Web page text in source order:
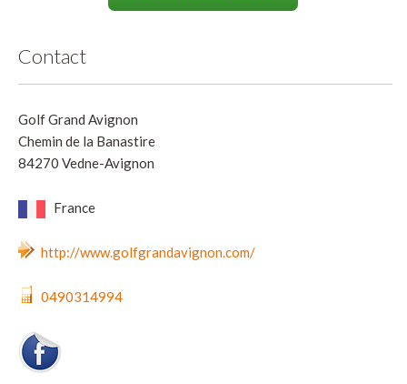
Contact
Golf Grand Avignon
Chemin de la Banastire
84270 Vedne-Avignon
France
http://www.golfgrandavignon.com/
0490314994